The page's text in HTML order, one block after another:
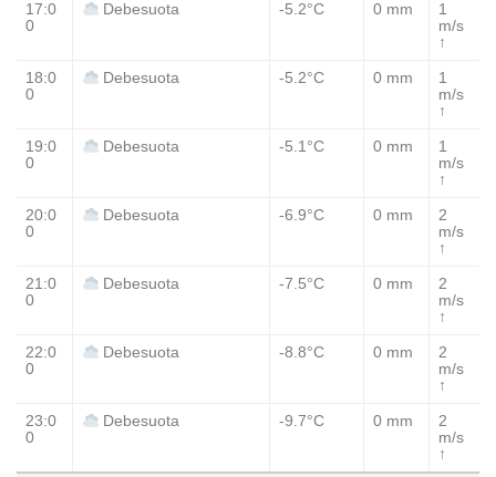
17:0
0
Debesuota -5.2°C 0 mm
1
m/s
↑
18:0
0
Debesuota -5.2°C 0 mm
1
m/s
↑
19:0
0
Debesuota -5.1°C 0 mm
1
m/s
↑
20:0
0
Debesuota -6.9°C 0 mm
2
m/s
↑
21:0
0
Debesuota -7.5°C 0 mm
2
m/s
↑
22:0
0
Debesuota -8.8°C 0 mm
2
m/s
↑
23:0
0
Debesuota -9.7°C 0 mm
2
m/s
↑